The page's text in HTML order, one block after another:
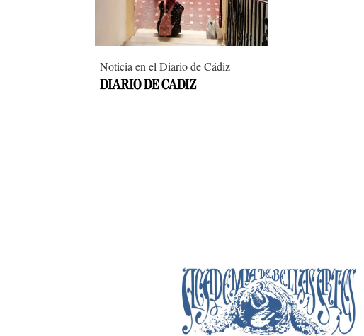
Noticia en el Diario de Cádiz